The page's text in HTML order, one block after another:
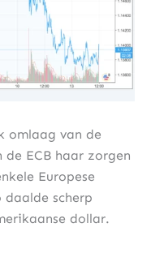
omlaag van de
ECB haar zorgen
Europese
daalde scherp
dollar.